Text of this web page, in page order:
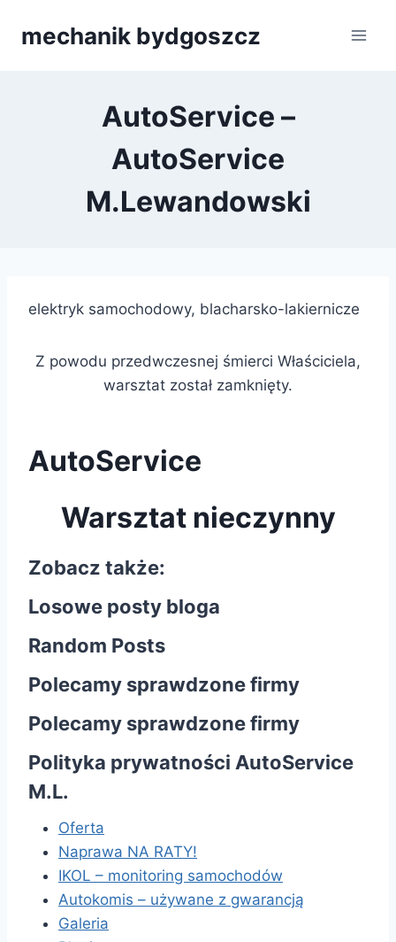
mechanik bydgoszcz
AutoService –
AutoService
M.Lewandowski
elektryk samochodowy, blacharsko-lakiernicze
Z powodu przedwczesnej śmierci Właściciela,
warsztat został zamknięty.
AutoService
Warsztat nieczynny
Zobacz także:
Losowe posty bloga
Random Posts
Polecamy sprawdzone firmy
Polecamy sprawdzone firmy
Polityka prywatności AutoService
M.L.
Oferta
Naprawa NA RATY!
IKOL – monitoring samochodów
Autokomis – używane z gwarancją
Galeria